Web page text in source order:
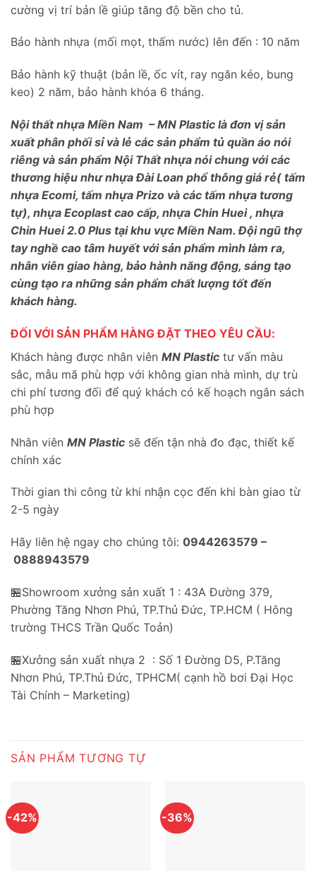
cường vị trí bản lề giúp tăng độ bền cho tủ.
Bảo hành nhựa (mối mọt, thấm nước) lên đến : 10 năm
Bảo hành kỹ thuật (bản lề, ốc vít, ray ngăn kéo, bung
keo) 2 năm, bảo hành khóa 6 tháng.
Nội thất nhựa Miền Nam – MN Plastic là đơn vị sản
xuất phân phối sỉ và lẻ các sản phẩm tủ quần áo nói
riêng và sản phẩm Nội Thất nhựa nói chung với các
thương hiệu như nhựa Đài Loan phổ thông giá rẻ( tấm
nhựa Ecomi, tấm nhựa Prizo và các tấm nhựa tương
tự), nhựa Ecoplast cao cấp, nhựa Chin Huei , nhựa
Chin Huei 2.0 Plus tại khu vực Miền Nam. Đội ngũ thợ
tay nghề cao tâm huyết với sản phẩm mình làm ra,
nhân viên giao hàng, bảo hành năng động, sáng tạo
cùng tạo ra những sản phẩm chất lượng tốt đến
khách hàng.
ĐỐI VỚI SẢN PHẨM HÀNG ĐẶT THEO YÊU CẦU:
Khách hàng được nhân viên MN Plastic tư vấn màu
sắc, mẫu mã phù hợp với không gian nhà mình, dự trù
chi phí tương đối để quý khách có kế hoạch ngân sách
phù hợp
Nhân viên MN Plastic sẽ đến tận nhà đo đạc, thiết kế
chính xác
Thời gian thi công từ khi nhận cọc đến khi bàn giao từ
2-5 ngày
Hãy liên hệ ngay cho chúng tôi: 0944263579 –
0888943579
🏪Showroom xưởng sản xuất 1 : 43A Đường 379,
Phường Tăng Nhơn Phú, TP.Thủ Đức, TP.HCM ( Hông
trường THCS Trần Quốc Toản)
🏪Xưởng sản xuất nhựa 2 : Số 1 Đường D5, P.Tăng
Nhơn Phú, TP.Thủ Đức, TPHCM( cạnh hồ bơi Đại Học
Tài Chính – Marketing)
SẢN PHẨM TƯƠNG TỰ
-42% -36%